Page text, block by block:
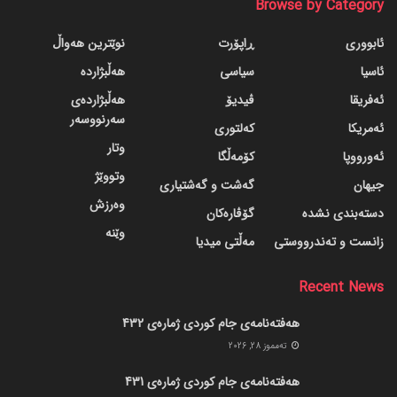
Browse by Category
ئابووری
ئاسیا
ئەفریقا
ئەمریکا
ئەورووپا
جیهان
دسته‌بندی نشده
زانست و تەندرووستی
ڕاپۆرت
سیاسی
ڤیدیۆ
کەلتوری
کۆمەڵگا
گه‌شت و گه‌شتیاری
گۆڤاره‌کان
مەڵتی میدیا
نوێترین هەواڵ
هەڵبژاردە
هەڵبژاردەی
سەرنووسەر
وتار
وتووێژ
وەرزش
وێنە
Recent News
هەفتەنامەی جام کوردی ژمارەی 432
ته‌مموز 28, 2026
هەفتەنامەی جام کوردی ژمارەی 431